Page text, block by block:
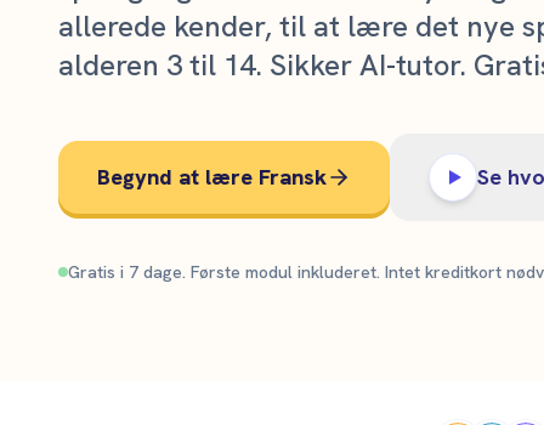
allerede kender, til at lære det nye
alderen 3 til 14. Sikker AI-tutor.
Begynd at lære Fransk Se
Gratis i 7 dage. Første modul inkluderet. Intet kreditkort